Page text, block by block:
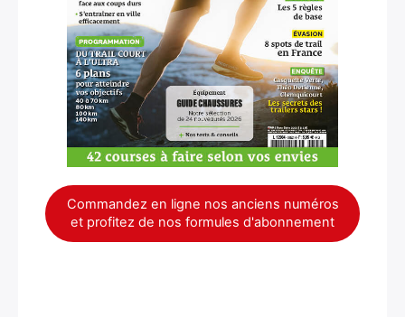
Commandez en ligne nos anciens numéros
et profitez de nos formules d'abonnement